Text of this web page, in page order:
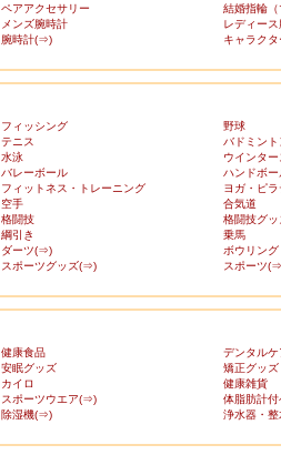
ペアアクセサリー
結婚指輪（
メンズ腕時計
レディー
腕時計(⇒)
キャラク
フィッシング
野球
テニス
バドミント
水泳
ウインタ
バレーボール
ハンドボー
フィットネス・トレーニング
ヨガ・ピラ
空手
合気道
格闘技
格闘技グ
綱引き
乗馬
ダーツ(⇒)
ボウリング
スポーツグッズ(⇒)
スポーツ
健康食品
デンタルケ
安眠グッズ
矯正グッズ
カイロ
健康雑貨
スポーツウエア(⇒)
体脂肪計
除湿機(⇒)
浄水器・